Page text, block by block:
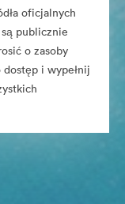
oficjalnych
publicznie
o zasoby
i wypełnij